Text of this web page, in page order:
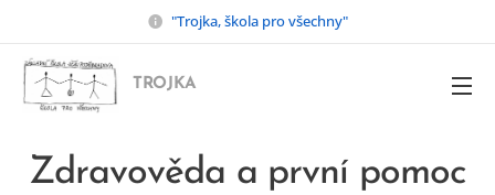
"Trojka, škola pro všechny"
TROJKA
Zdravověda a první pomoc